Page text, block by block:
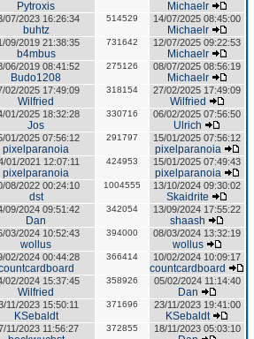
Pytroxis Michaelr
07/2023 16:26:34
buhtz
514529 14/07/2025 08:45:00
Michaelr
09/2019 21:38:35
b4mbus
731642 12/07/2025 09:22:53
Michaelr
06/2019 08:41:52
Budo1208
275126 08/07/2025 08:56:19
Michaelr
02/2025 17:49:09
Wilfried
318154 27/02/2025 17:49:09
Wilfried
01/2025 18:32:28
Jos
330716 06/02/2025 07:56:50
Ulrich
01/2025 07:56:12
pixelparanoia
291797 15/01/2025 07:56:12
pixelparanoia
01/2021 12:07:11
pixelparanoia
424953 15/01/2025 07:49:43
pixelparanoia
08/2022 00:24:10
dst
1004555 13/10/2024 09:30:02
Skaidrite
09/2024 09:51:42
Dan
342054 13/09/2024 17:55:22
shaash
03/2024 10:52:43
wollus
394000 08/03/2024 13:32:19
wollus
02/2024 00:44:28 366414 10/02/2024 10:09:17
countcardboard
02/2024 15:37:45
Wilfried
358926 05/02/2024 11:14:40
Dan
11/2023 15:50:11
KSebaldt
371696 23/11/2023 19:41:00
KSebaldt
11/2023 11:56:27 372855 18/11/2023 05:03:10